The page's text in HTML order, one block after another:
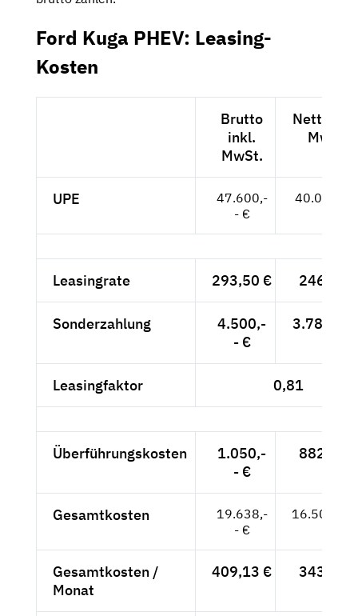
Ford Kuga PHEV: Leasing-
Kosten
Brutto
inkl.
MwSt.
Netto
MwSt.
UPE
47.600,-
- €
40.000,--
Leasingrate 293,50 € 246,64 €
Sonderzahlung
4.500,-
- €
3.781,51
Leasingfaktor 0,81
Überführungskosten
1.050,-
- €
882,35 €
Gesamtkosten
19.638,-
- €
16.502,52
Gesamtkosten /
Monat
409,13 € 343,80 €